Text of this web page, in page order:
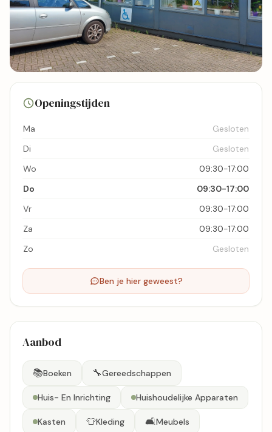
Bekijk kaart
Openingstijden
Ma
Gesloten
Di
Gesloten
Wo
09:30-17:00
Do
09:30-17:00
Vr
09:30-17:00
Za
09:30-17:00
Zo
Gesloten
Ben je hier geweest?
Aanbod
📚Boeken 🔧Gereedschappen
Huis- En Inrichting Huishoudelijke Apparaten
Kasten 👕Kleding 🛋️Meubels